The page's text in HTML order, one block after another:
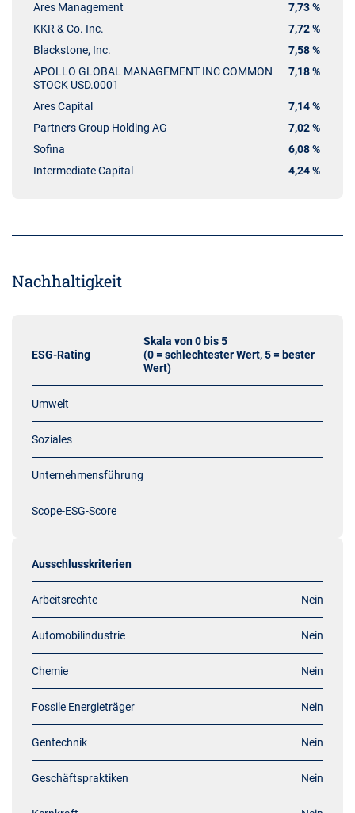
Ares Management
7,73 %
KKR & Co. Inc.
7,72 %
Blackstone, Inc.
7,58 %
APOLLO GLOBAL MANAGEMENT INC COMMON
STOCK USD.0001
7,18 %
Ares Capital
7,14 %
Partners Group Holding AG
7,02 %
Sofina
6,08 %
Intermediate Capital
4,24 %
Nachhaltigkeit
ESG-Rating
Skala von 0 bis 5
(0 = schlechtester Wert, 5 = bester
Wert)
Umwelt
Soziales
Unternehmensführung
Scope-ESG-Score
Ausschlusskriterien
Arbeitsrechte Nein
Automobilindustrie Nein
Chemie Nein
Fossile Energieträger Nein
Gentechnik Nein
Geschäftspraktiken Nein